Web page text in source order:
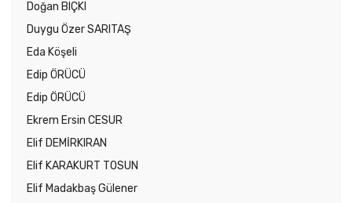
Doğan BIÇKI
Duygu Özer SARITAŞ
Eda Köşeli
Edip ÖRÜCÜ
Edip ÖRÜCÜ
Ekrem Ersin CESUR
Elif DEMİRKIRAN
Elif KARAKURT TOSUN
Elif Madakbaş Gülener